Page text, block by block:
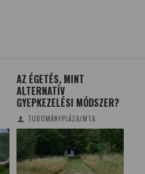
AZ ÉGETÉS, MINT
ALTERNATÍV
GYEPKEZELÉSI MÓDSZER?
TUDOMÁNYPLÁZA/MTA